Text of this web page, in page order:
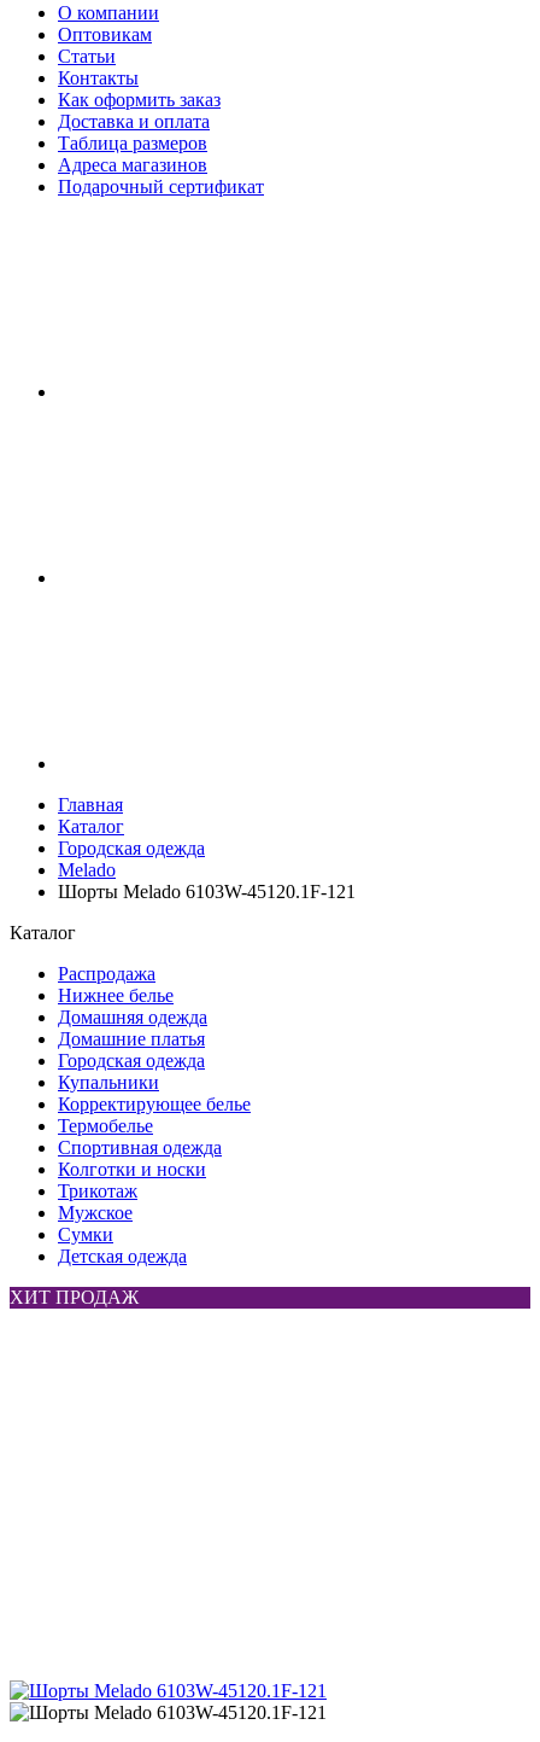
О компании
Оптовикам
Статьи
Контакты
Как оформить заказ
Доставка и оплата
Таблица размеров
Адреса магазинов
Подарочный сертификат
Главная
Каталог
Городская одежда
Melado
Шорты Melado 6103W-45120.1F-121
Каталог
Распродажа
Нижнее белье
Домашняя одежда
Домашние платья
Городская одежда
Купальники
Корректирующее белье
Термобелье
Спортивная одежда
Колготки и носки
Трикотаж
Мужское
Сумки
Детская одежда
ХИТ ПРОДАЖ